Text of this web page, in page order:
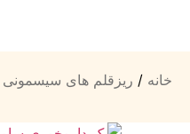
خانه / ریزقلم های سیسمونی